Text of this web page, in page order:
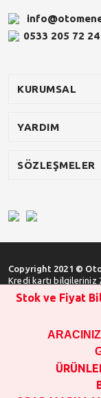
0533 205 72 24
KURUMSAL
YARDIM
SÖZLEŞMELER
Copyright 2021 ©
Kredi kartı bilgileriniz
1000
OPAR MARKA
Stok ve Fiyat